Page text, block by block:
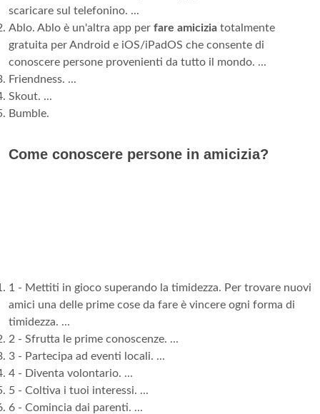
scaricare sul telefonino. ...
Ablo. Ablo è un'altra app per fare amicizia totalmente
gratuita per Android e iOS/iPadOS che consente di
conoscere persone provenienti da tutto il mondo. ...
Friendness. ...
Skout. ...
Bumble.
Come conoscere persone in amicizia?
1 - Mettiti in gioco superando la timidezza. Per trovare nuovi
amici una delle prime cose da fare è vincere ogni forma di
timidezza. ...
2 - Sfrutta le prime conoscenze. ...
3 - Partecipa ad eventi locali. ...
4 - Diventa volontario. ...
5 - Coltiva i tuoi interessi. ...
6 - Comincia dai parenti. ...